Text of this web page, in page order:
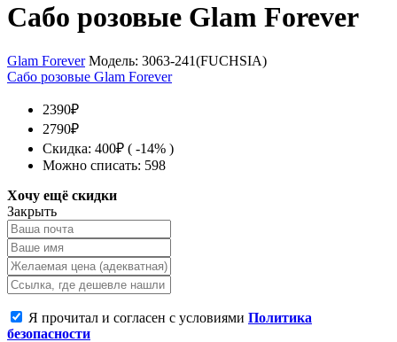
Сабо розовые Glam Forever
Glam ForeverМодель: 3063-241(FUCHSIA)
Сабо розовые Glam Forever
2390₽
2790₽
Скидка: 400₽ ( -14% )
Можно списать: 598
Хочу ещё скидки
Закрыть
Я прочитал и согласен с условиями Политика
безопасности